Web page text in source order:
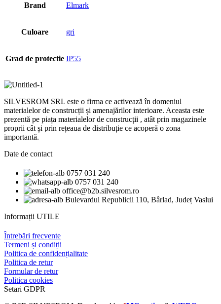
Brand Elmark
Culoare gri
Grad de protectie IP55
SILVESROM SRL este o firma ce activează în domeniul
materialelor de construcții și amenajărilor interioare. Aceasta este
prezentă pe piața materialelor de construcții , atât prin magazinele
proprii cât și prin rețeaua de distribuție ce acoperă o zona
importantă.
Date de contact
0757 031 240
0757 031 240
office@b2b.silvesrom.ro
Bulevardul Republicii 110, Bârlad, Județ Vaslui
Informații UTILE
Întrebări frecvente
Termeni și condiții
Politica de confidențialitate
Politica de retur
Formular de retur
Politica cookies
Setari GDPR